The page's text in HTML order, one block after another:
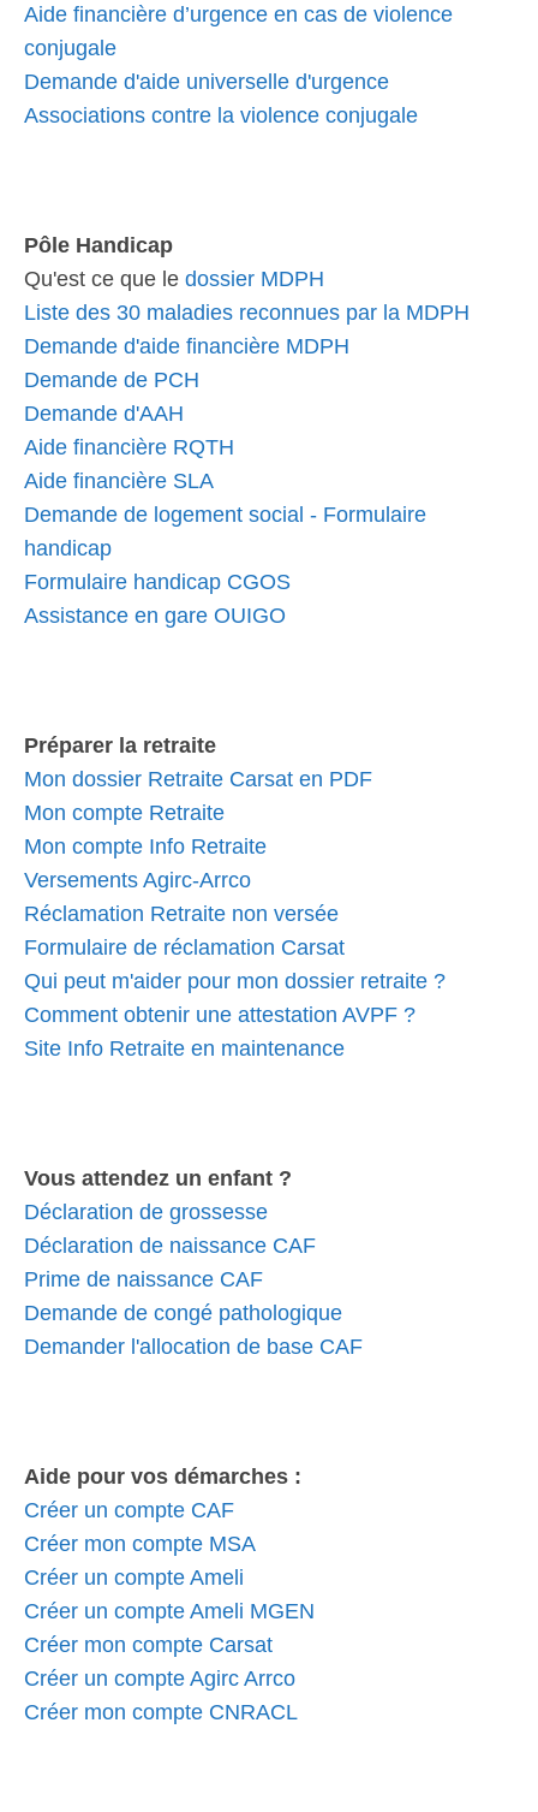
Aide financière d’urgence en cas de violence
conjugale
Demande d'aide universelle d'urgence
Associations contre la violence conjugale
Pôle Handicap
Qu'est ce que le dossier MDPH
Liste des 30 maladies reconnues par la MDPH
Demande d'aide financière MDPH
Demande de PCH
Demande d'AAH
Aide financière RQTH
Aide financière SLA
Demande de logement social - Formulaire
handicap
Formulaire handicap CGOS
Assistance en gare OUIGO
Préparer la retraite
Mon dossier Retraite Carsat en PDF
Mon compte Retraite
Mon compte Info Retraite
Versements Agirc-Arrco
Réclamation Retraite non versée
Formulaire de réclamation Carsat
Qui peut m'aider pour mon dossier retraite ?
Comment obtenir une attestation AVPF ?
Site Info Retraite en maintenance
Vous attendez un enfant ?
Déclaration de grossesse
Déclaration de naissance CAF
Prime de naissance CAF
Demande de congé pathologique
Demander l'allocation de base CAF
Aide pour vos démarches :
Créer un compte CAF
Créer mon compte MSA
Créer un compte Ameli
Créer un compte Ameli MGEN
Créer mon compte Carsat
Créer un compte Agirc Arrco
Créer mon compte CNRACL